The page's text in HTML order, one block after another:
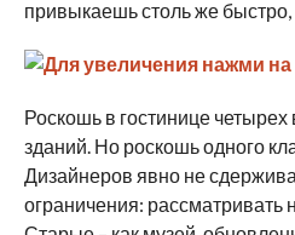
привыкаешь столь же быстро,
Роскошь в гостинице четырех
зданий. Но роскошь одного
Дизайнеров явно не
ограничения: рассматривать